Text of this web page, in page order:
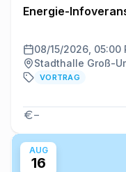
Energie-
08/15/2026, 05:00
Stadthalle Groß-
VORTRAG
–
AUG
16